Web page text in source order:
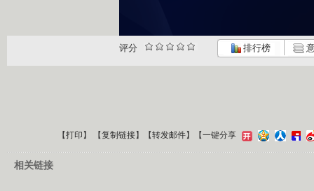
评分 排行榜
【打印 】 【复制链接】【转发邮件】 【一键分享
相关链接